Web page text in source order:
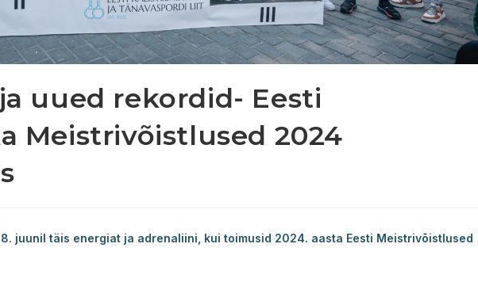
uued rekordid- Eesti
Meistrivõistlused 2024
juunil täis energiat ja adrenaliini, kui toimusid 2024. aasta Eesti Meistrivõistlused